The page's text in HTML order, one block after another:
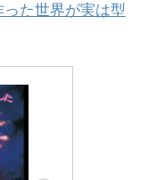
た世界が実は型